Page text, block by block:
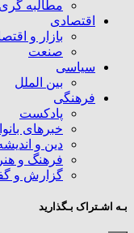
مطالبه گری
اقتصادی
بازار و
صنعت
سیاسی
بین الملل
فرهنگی
پادکست
خبرهای
دین و
فرهنگ و هنر
گزارش و
بـه اشـتراک بـگذارید